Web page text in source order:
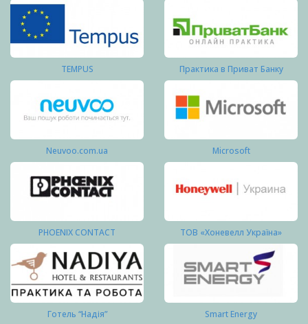
TEMPUS Практика в Приват Банку
Neuvoo.com.ua Microsoft
PHOENIX CONTACT ТОВ «Хоневелл Україна»
Готель “Надія” Smart Energy